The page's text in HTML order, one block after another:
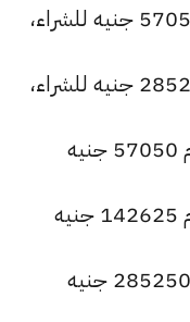
أسعار الذهب عيار 21 وزن 1 جرام 5705 جنيه للشراء،
سعر الذهب عيار 21 وزن 5 جرام 28525 جنيه للشراء،
أسعار الذهب عيار 21 وزن 10 جرام 57050 جنيه
أسعار الذهب عيار 21 وزن 25 جرام 142625 جنيه
سعر الذهب عيار 21 وزن 50 جرام 285250 جنيه